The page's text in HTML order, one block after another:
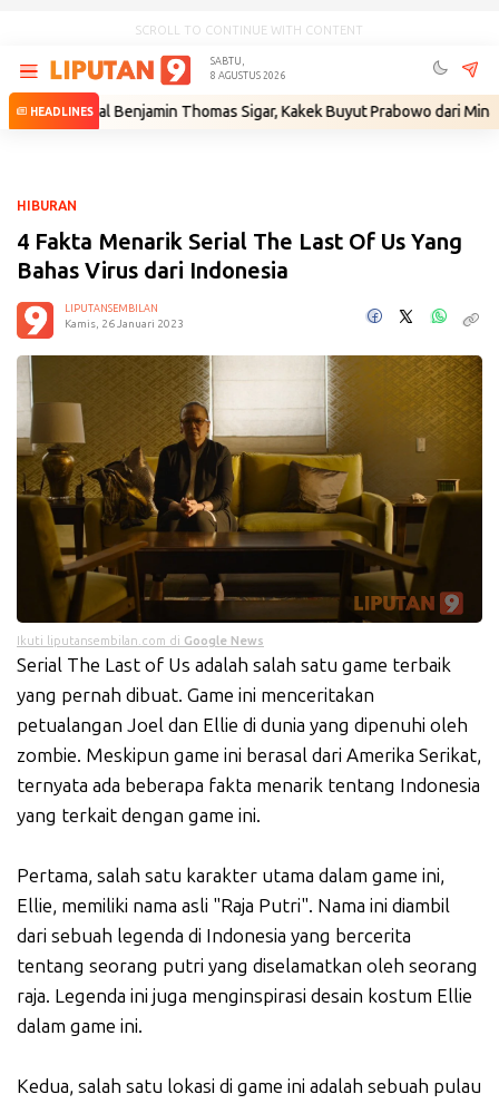
SCROLL TO CONTINUE WITH CONTENT
SABTU,
8 AGUSTUS 2026
HEADLINES
Benjamin Thomas Sigar, Kakek Buyut Prabowo dari Minahasa •
HIBURAN
4 Fakta Menarik Serial The Last Of Us Yang
Bahas Virus dari Indonesia
LIPUTANSEMBILAN
Kamis, 26 Januari 2023
Ikuti liputansembilan.com di Google News
Serial The Last of Us adalah salah satu game terbaik
yang pernah dibuat. Game ini menceritakan
petualangan Joel dan Ellie di dunia yang dipenuhi oleh
zombie. Meskipun game ini berasal dari Amerika Serikat,
ternyata ada beberapa fakta menarik tentang Indonesia
yang terkait dengan game ini.
Pertama, salah satu karakter utama dalam game ini,
Ellie, memiliki nama asli "Raja Putri". Nama ini diambil
dari sebuah legenda di Indonesia yang bercerita
tentang seorang putri yang diselamatkan oleh seorang
raja. Legenda ini juga menginspirasi desain kostum Ellie
dalam game ini.
Kedua, salah satu lokasi di game ini adalah sebuah pulau